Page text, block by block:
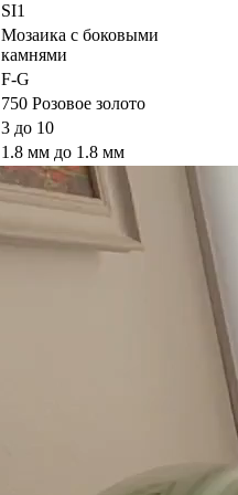
SI1
Мозаика с боковыми
камнями
F-G
750 Розовое золото
3 до 10
1.8 мм до 1.8 мм